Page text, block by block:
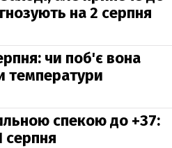
на 2 серпня
чи поб'є вона
температури
спекою до +37:
серпня